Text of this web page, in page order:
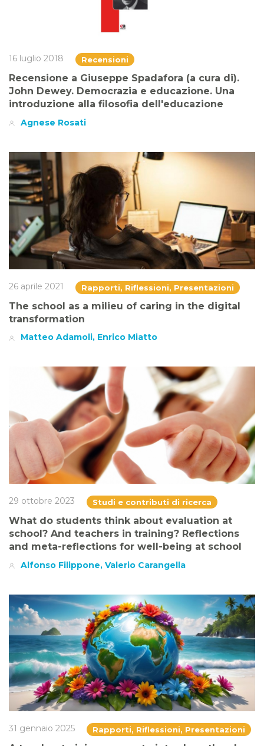
16 luglio 2018 Recensioni
Recensione a Giuseppe Spadafora (a cura di).
John Dewey. Democrazia e educazione. Una
introduzione alla filosofia dell'educazione
Agnese Rosati
26 aprile 2021 Rapporti, Riflessioni, Presentazioni
The school as a milieu of caring in the digital
transformation
Matteo Adamoli, Enrico Miatto
29 ottobre 2023 Studi e contributi di ricerca
What do students think about evaluation at
school? And teachers in training? Reflections
and meta-reflections for well-being at school
Alfonso Filippone, Valerio Carangella
31 gennaio 2025 Rapporti, Riflessioni, Presentazioni